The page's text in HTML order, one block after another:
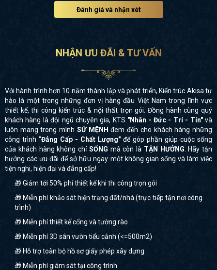
Đánh giá và nhận xét
NHẬN ƯU ĐÃI & TƯ VẤN
Với hành trình hơn 10 năm thành lập và phát triển, Kiến trúc Akisa tự
hào là một trong những đơn vị hàng đầu Việt Nam trong lĩnh vực
thiết kế, thi công kiến trúc & nội thất trọn gói. Đồng hành cùng quý
khách hàng là đội ngũ chuyên gia, KTS "Nhân - Đức - Trí - Tín"và
luôn mang trong mình SỨ MỆNH đem đến cho khách hàng những
công trình "Đẳng Cấp - Chất Lượng" để góp phần giúp cuộc sống
của khách hàng không chỉ SỐNG mà còn là TẬN HƯỞNG . Hãy tận
hưởng các ưu đãi để sở hữu ngay một không gian sống và làm việc
tiện nghi, hiện đại và đẳng cấp!
🎁 Giảm tới 50% phí thiết kế khi thi công trọn gói
🎁 Miễn phí khảo sát hiện trạng đất/nhà (trực tiếp tận nơi công
trình)
🎁 Miễn phí thiết kế cổng và tường rào
🎁 Miễn phí 3D sân vườn tiểu cảnh (<=500m2)
🎁 Hỗ trợ toàn bộ hồ sơ giấy phép xây dựng
🎁 Miễn phí giám sát tại công trình